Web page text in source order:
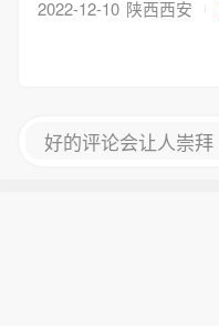
2022-12-10 陕西西安
好的评论会让人崇拜